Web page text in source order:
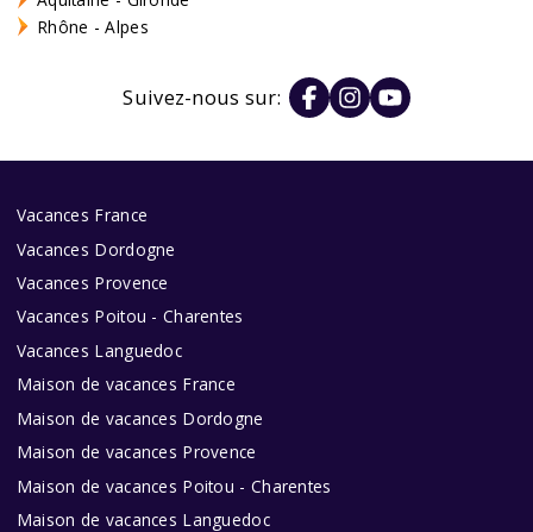
Rhône - Alpes
Suivez-nous sur:
Vacances France
Vacances Dordogne
Vacances Provence
Vacances Poitou - Charentes
Vacances Languedoc
Maison de vacances France
Maison de vacances Dordogne
Maison de vacances Provence
Maison de vacances Poitou - Charentes
Maison de vacances Languedoc